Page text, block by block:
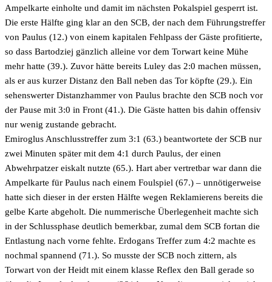
Ampelkarte einholte und damit im nächsten Pokalspiel gesperrt ist.
Die erste Hälfte ging klar an den SCB, der nach dem Führungstreffer
von Paulus (12.) von einem kapitalen Fehlpass der Gäste profitierte,
so dass Bartodziej gänzlich alleine vor dem Torwart keine Mühe
mehr hatte (39.). Zuvor hätte bereits Luley das 2:0 machen müssen,
als er aus kurzer Distanz den Ball neben das Tor köpfte (29.). Ein
sehenswerter Distanzhammer von Paulus brachte den SCB noch vor
der Pause mit 3:0 in Front (41.). Die Gäste hatten bis dahin offensiv
nur wenig zustande gebracht.
Emiroglus Anschlusstreffer zum 3:1 (63.) beantwortete der SCB nur
zwei Minuten später mit dem 4:1 durch Paulus, der einen
Abwehrpatzer eiskalt nutzte (65.). Hart aber vertretbar war dann die
Ampelkarte für Paulus nach einem Foulspiel (67.) – unnötigerweise
hatte sich dieser in der ersten Hälfte wegen Reklamierens bereits die
gelbe Karte abgeholt. Die nummerische Überlegenheit machte sich
in der Schlussphase deutlich bemerkbar, zumal dem SCB fortan die
Entlastung nach vorne fehlte. Erdogans Treffer zum 4:2 machte es
nochmal spannend (71.). So musste der SCB noch zittern, als
Torwart von der Heidt mit einem klasse Reflex den Ball gerade so